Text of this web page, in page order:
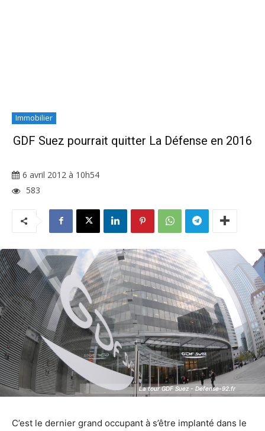
Immobilier
GDF Suez pourrait quitter La Défense en 2016
6 avril 2012 à 10h54
583
La tour GDF Suez - Defense-92.fr
La tour GDF Suez - Defense-92.fr
C’est le dernier grand occupant à s’être implanté dans le